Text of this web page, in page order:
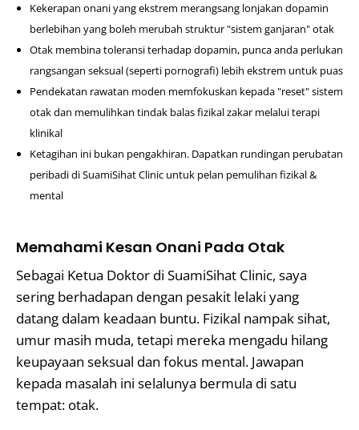
Kekerapan onani yang ekstrem merangsang lonjakan dopamin
berlebihan yang boleh merubah struktur "sistem ganjaran" otak
Otak membina toleransi terhadap dopamin, punca anda perlukan
rangsangan seksual (seperti pornografi) lebih ekstrem untuk puas
Pendekatan rawatan moden memfokuskan kepada "reset" sistem
otak dan memulihkan tindak balas fizikal zakar melalui terapi
klinikal
Ketagihan ini bukan pengakhiran. Dapatkan rundingan perubatan
peribadi di SuamiSihat Clinic untuk pelan pemulihan fizikal &
mental
Memahami Kesan Onani Pada Otak
Sebagai Ketua Doktor di SuamiSihat Clinic, saya
sering berhadapan dengan pesakit lelaki yang
datang dalam keadaan buntu. Fizikal nampak sihat,
umur masih muda, tetapi mereka mengadu hilang
keupayaan seksual dan fokus mental. Jawapan
kepada masalah ini selalunya bermula di satu
tempat: otak.